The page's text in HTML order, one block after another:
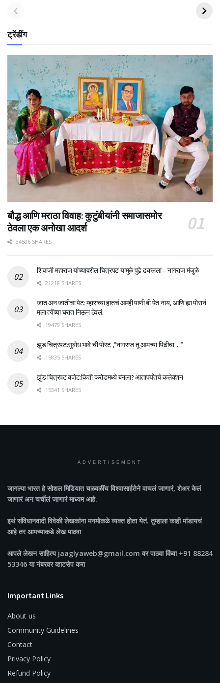
ट्रेंडींग
बौद्ध आणि मराठा विवाह: कुटुंबीयांनी समाजासमोर
ठेवला एक अनोखा आदर्श
34506 SHARES
शिवाजी महाराज यांच्यावरील चित्रपट यामुळे पुढे ढकलला – नागराज मंजुळे
21218 SHARES
जात अन जातीचा पेट: म्हाराच्या हातचं आम्ही पाणी बी पेत नाय, आणि ह्या पोरानं
मला त्येंच्या घरात निऊन ठेवलं.
19479 SHARES
झुंड चित्रपट:सुबोध भावे ची पोस्ट ,”नागराज तू आमच्या पिढीचा…”
15835 SHARES
झुंड चित्रपट बजेट:किती करोडमध्ये बनला? आतापर्यँतचे कलेक्शन
15341 SHARES
ADVERTISEMENT
जागल्या भारतहे सोशल मिडियात चळवळींच विश्वासार्हतेने वाचलं जाणारं, शेअर केलं
जाणारं अन चर्चीलं जाणारं माध्यम आहे.
इथं संविधानवादी विवेकी लेखकांना मनमोकळे व्यक्त होता येतं. तुम्हाला काही मांडायचं
आहे तर आमच्याकडे लेख पाठवा
आपले लेखन साहित्य jaaglyaweb@gmail.com वर पाठवा किंवा +91 88284
53346 या नंबरवर व्हाटसेप करा
Important Links
About us
Community Guidelines
Contact
Privacy Policy
Refund Policy